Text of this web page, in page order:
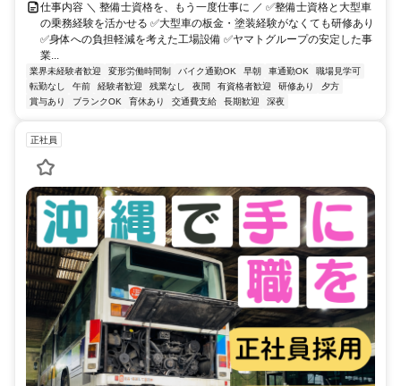
仕事内容 ＼ 整備士資格を、もう一度仕事に ／ ✅整備士資格と大型車
の乗務経験を活かせる ✅大型車の板金・塗装経験がなくても研修あり
✅身体への負担軽減を考えた工場設備 ✅ヤマトグループの安定した事
業...
業界未経験者歓迎 変形労働時間制 バイク通勤OK 早朝 車通勤OK
職場見学可
転勤なし
午前 経験者歓迎 残業なし 夜間 有資格者歓迎 研修あり
夕方
賞与あり
ブランクOK 育休あり 交通費支給 長期歓迎 深夜
正社員